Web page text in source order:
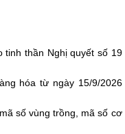
tinh thần Nghị quyết số 19
hóa từ ngày 15/9/2026
số vùng trồng, mã số cơ